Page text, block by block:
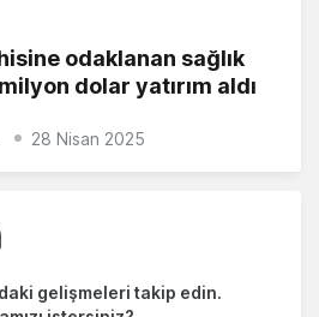
odaklanan sağlık
dolar yatırım aldı
28 Nisan 2025
gelişmeleri takip edin.